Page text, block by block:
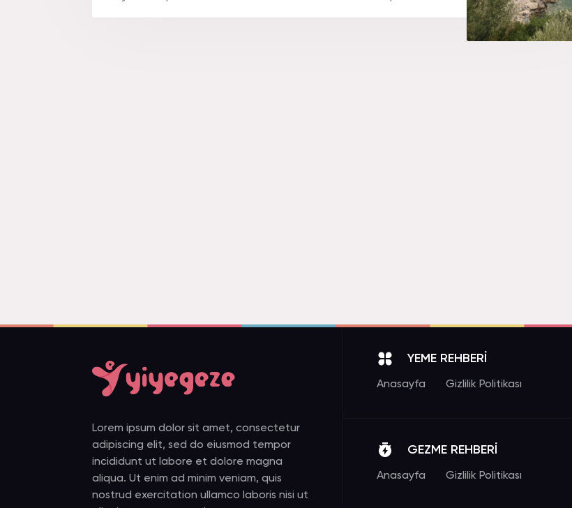
Lorem ipsum dolor sit amet, consectetur
adipiscing elit, sed do eiusmod tempor
incididunt ut labore et dolore magna
aliqua. Ut enim ad minim veniam, quis
nostrud exercitation ullamco laboris nisi ut
YEME REHBERİ
Anasayfa Gizlilik Politikası
GEZME REHBERİ
Anasayfa Gizlilik Politikası